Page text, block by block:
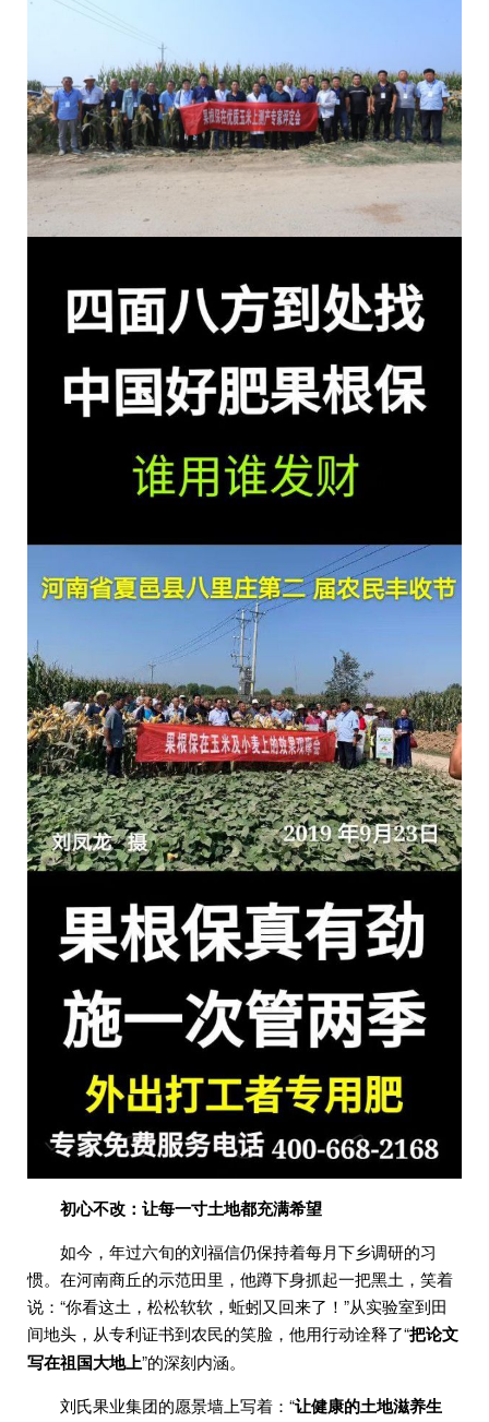
初心不改：让每一寸土地都充满希望
如今，年过六旬的刘福信仍保持着每月下乡调研的习
惯。在河南商丘的示范田里，他蹲下身抓起一把黑土，笑着
说：“你看这土，松松软软，蚯蚓又回来了！”从实验室到田
间地头，从专利证书到农民的笑脸，他用行动诠释了“把论文
写在祖国大地上”的深刻内涵。
刘氏果业集团的愿景墙上写着：“让健康的土地滋养生